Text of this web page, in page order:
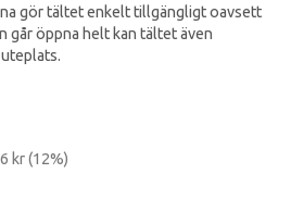
gör tältet enkelt tillgängligt oavsett
går öppna helt kan tältet även
kr(12%)